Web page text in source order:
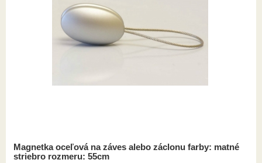
Magnetka oceľová na záves alebo záclonu farby: matné
striebro rozmeru: 55cm